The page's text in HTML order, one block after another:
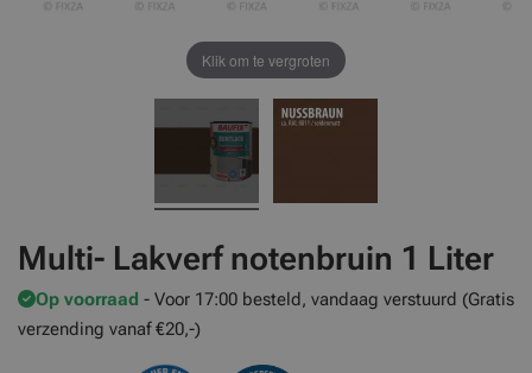
Multi- Lakverf notenbruin 1 Liter
Op voorraad - Voor 17:00 besteld, vandaag verstuurd (Gratis
verzending vanaf €20,-)
Klik om te vergroten